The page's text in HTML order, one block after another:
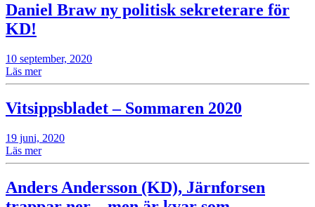
Daniel Braw ny politisk sekreterare för
KD!
10 september, 2020
Läs mer
Vitsippsbladet – Sommaren 2020
19 juni, 2020
Läs mer
Anders Andersson (KD), Järnforsen